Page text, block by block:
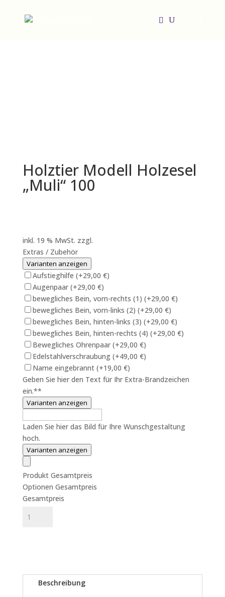
Holztier Modell Holzesel
„Muli“ 100
inkl. 19 % MwSt. zzgl.
Extras / Zubehör
Varianten anzeigen
Aufstieghilfe (+29,00 €)
Augenpaar (+29,00 €)
bewegliches Bein, vorn-rechts (1) (+29,00 €)
bewegliches Bein, vorn-links (2) (+29,00 €)
bewegliches Bein, hinten-links (3) (+29,00 €)
bewegliches Bein, hinten-rechts (4) (+29,00 €)
Bewegliches Ohrenpaar (+29,00 €)
Edelstahlverschraubung (+49,00 €)
Name eingebrannt (+19,00 €)
Geben Sie hier den Text für Ihr Extra-Brandzeichen
ein.**
Varianten anzeigen
Laden Sie hier das Bild für Ihre Wunschgestaltung
hoch.
Varianten anzeigen
Produkt Gesamtpreis
Optionen Gesamtpreis
Gesamtpreis
Beschreibung